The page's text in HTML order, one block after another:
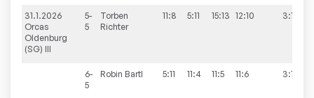
31.1.2026
Orcas
Oldenburg
(SG) III
5-
5
Torben
Richter
11:8 5:11 15:13 12:10 3:1
6-
5
Robin Bartl 5:11 11:4 11:5 11:6 3:1